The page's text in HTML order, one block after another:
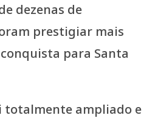
dezenas de
prestigiar mais
para Santa
totalmente ampliado e